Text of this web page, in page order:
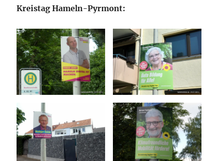
Kreistag Hameln-Pyrmont: